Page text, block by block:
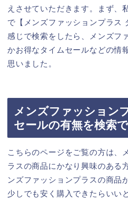
えさせていただきます。まず、
で【メンズファッションプラス
感じで検索をしたら、メンズフ
かお得なタイムセールなどの情
思いました。
メンズファッション
セールの有無を検索
こちらのページをご覧の方は、
ラスの商品にかなり興味のある
ンズファッションプラスの商品
少しでも安く購入できたらいい